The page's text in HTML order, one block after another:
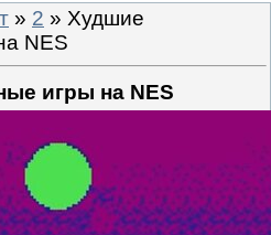
» 2 » Худшие
NES
игры на NES